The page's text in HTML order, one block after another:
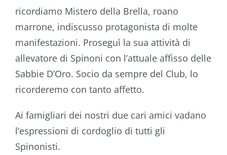
ricordiamo Mistero della Brella, roano
marrone, indiscusso protagonista di molte
manifestazioni. Proseguì la sua attività di
allevatore di Spinoni con l’attuale affisso delle
Sabbie D’Oro. Socio da sempre del Club, lo
ricorderemo con tanto affetto.
Ai famigliari dei nostri due cari amici vadano
l’espressioni di cordoglio di tutti gli
Spinonisti.